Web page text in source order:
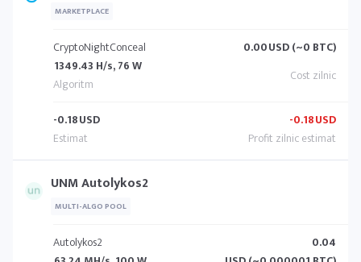
MARKETPLACE
CryptoNightConceal
1349.43 H/s, 76 W
0.00USD (~0 BTC)
-0.18USD -0.18USD
UNM Autolykos2
MULTI-ALGO POOL
Autolykos2
0.04